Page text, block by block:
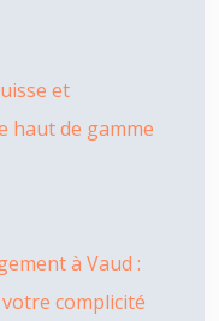
et
haut de gamme
à Vaud :
complicité